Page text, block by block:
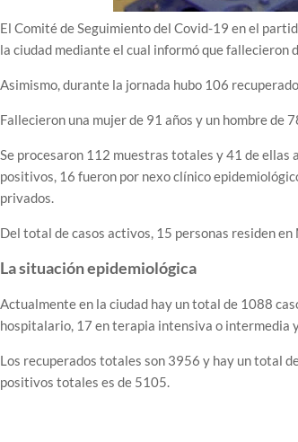
El Comité de Seguimiento del Covid-19 en el
la ciudad mediante el cual informó que fallecieron
Asimismo, durante la jornada hubo 106
Fallecieron una mujer de 91 años y un hombre de
Se procesaron 112 muestras totales y 41 de
positivos, 16 fueron por nexo clínico
privados.
Del total de casos activos, 15 personas residen
La situación epidemiológica
Actualmente en la ciudad hay un total de 1088
hospitalario, 17 en terapia intensiva o intermedia
Los recuperados totales son 3956 y hay un total
positivos totales es de 5105.